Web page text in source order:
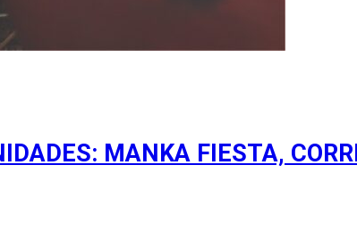
MANKA FIESTA,